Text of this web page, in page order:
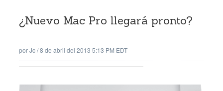
¿Nuevo Mac Pro llegará pronto?
porJc/8 de abril del 2013 5:13 PM EDT